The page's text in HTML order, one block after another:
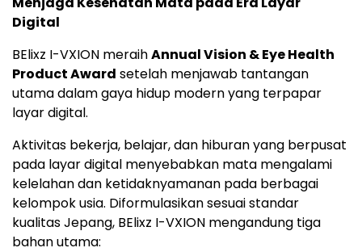
Digital
BElixz I-VXION meraihAnnual Vision & Eye Health
Product Award setelah menjawab tantangan
utama dalam gaya hidup modern yang terpapar
layar digital.
Aktivitas bekerja, belajar, dan hiburan yang berpusat
pada layar digital menyebabkan mata mengalami
kelelahan dan ketidaknyamanan pada berbagai
kelompok usia. Diformulasikan sesuai standar
kualitas Jepang, BElixz I-VXION mengandung tiga
bahan utama: